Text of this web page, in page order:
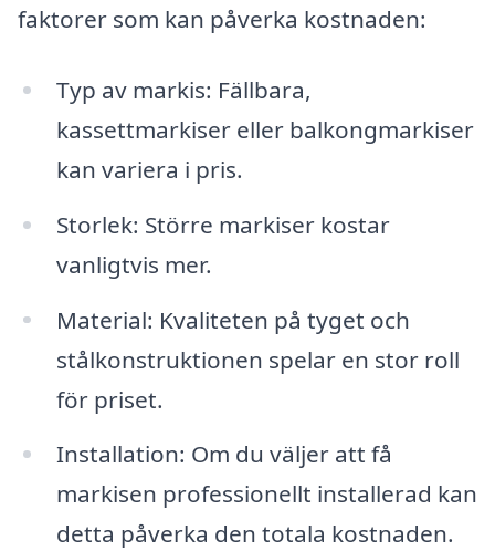
faktorer som kan påverka kostnaden:
Typ av markis: Fällbara,
kassettmarkiser eller balkongmarkiser
kan variera i pris.
Storlek: Större markiser kostar
vanligtvis mer.
Material: Kvaliteten på tyget och
stålkonstruktionen spelar en stor roll
för priset.
Installation: Om du väljer att få
markisen professionellt installerad kan
detta påverka den totala kostnaden.